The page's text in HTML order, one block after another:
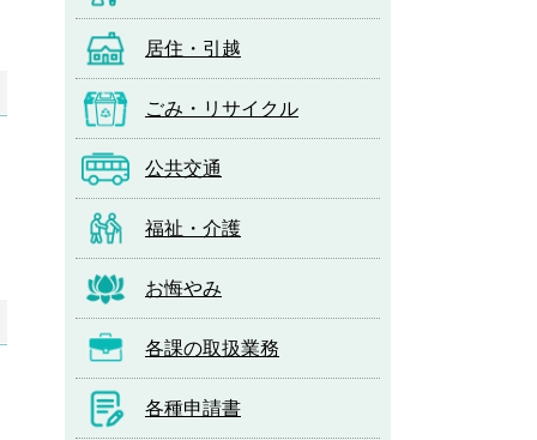
居住・引越
ごみ・リサイクル
公共交通
福祉・介護
お悔やみ
各課の取扱業務
各種申請書